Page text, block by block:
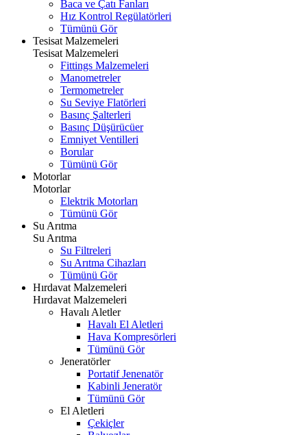
Baca ve Çatı Fanları
Hız Kontrol Regülatörleri
Tümünü Gör
Tesisat Malzemeleri
Tesisat Malzemeleri
Fittings Malzemeleri
Manometreler
Termometreler
Su Seviye Flatörleri
Basınç Şalterleri
Basınç Düşürücüer
Emniyet Ventilleri
Borular
Tümünü Gör
Motorlar
Motorlar
Elektrik Motorları
Tümünü Gör
Su Arıtma
Su Arıtma
Su Filtreleri
Su Arıtma Cihazları
Tümünü Gör
Hırdavat Malzemeleri
Hırdavat Malzemeleri
Havalı Aletler
Havalı El Aletleri
Hava Kompresörleri
Tümünü Gör
Jeneratörler
Portatif Jenenatör
Kabinli Jeneratör
Tümünü Gör
El Aletleri
Çekiçler